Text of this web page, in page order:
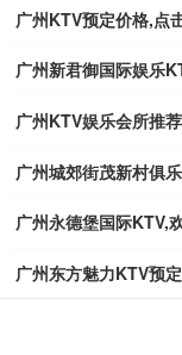
广州KTV预定价格,点
广州新君御国际娱乐
广州KTV娱乐会所推
广州城郊街茂新村俱
广州永德堡国际KTV,
广州东方魅力KTV预